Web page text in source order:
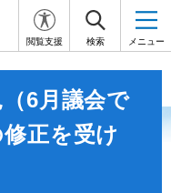
閲覧支援 検索 メニュー
6月議会で
正を受け